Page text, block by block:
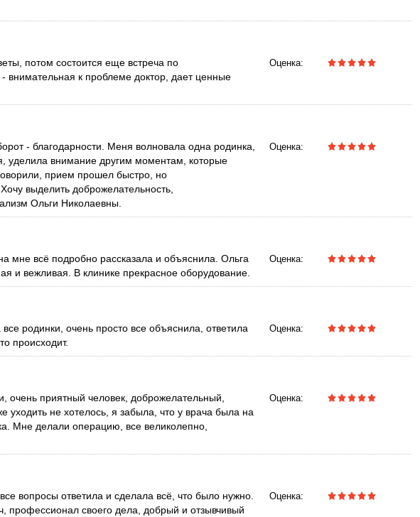
потом состоится еще встреча по
внимательная к проблеме доктор, дает ценные
Оценка:
- благодарности. Меня волновала одна родинка,
уделила внимание другим моментам, которые
прием прошел быстро, но
выделить доброжелательность,
Ольги Николаевны.
Оценка:
мне всё подробно рассказала и объяснила. Ольга
и вежливая. В клинике прекрасное оборудование.
Оценка:
родинки, очень просто все объяснила, ответила
происходит.
Оценка:
очень приятный человек, доброжелательный,
уходить не хотелось, я забыла, что у врача была на
Мне делали операцию, все великолепно,
Оценка:
вопросы ответила и сделала всё, что было нужно.
своего дела, добрый и отзывчивый
Оценка: